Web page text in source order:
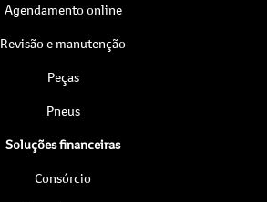
Agendamento online
Revisão e manutenção
Peças
Pneus
Soluções financeiras
Consórcio